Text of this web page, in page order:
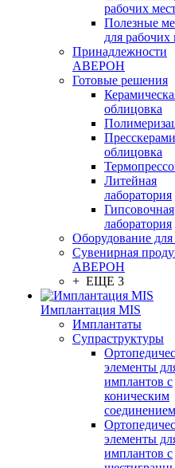
рабочих
Полезные
для рабочих
Принадлежности
АВЕРОН
Готовые решения
облицовка
облицовка
Литейная
лаборатория
Гипсовочная
лаборатория
Оборудование для
Сувенирная
АВЕРОН
+ ЕЩЕ 3
Имплантация MIS
Имплантаты
Супраструктуры
элементы
имплантов с
коническим
элементы
имплантов с